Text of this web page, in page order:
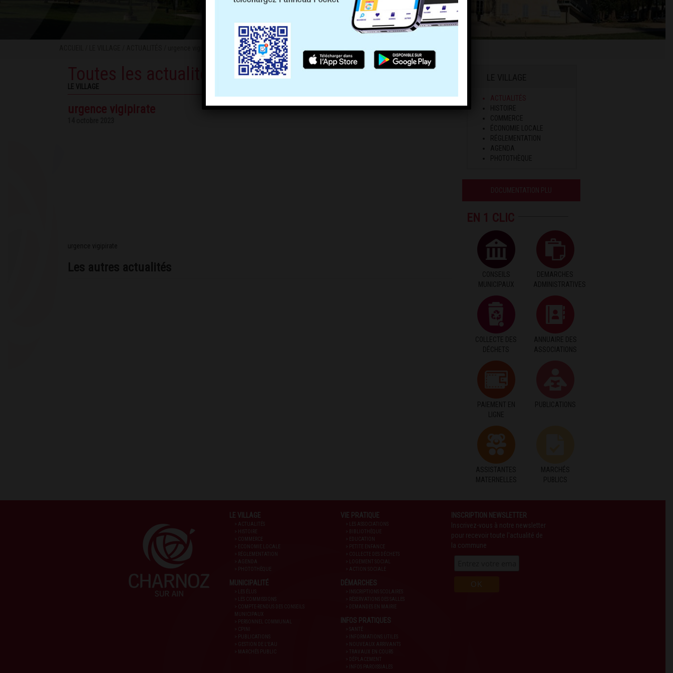
Toutes les actualités
LE VILLAGE
urgence vigipirate
urgence vigipirate
Les autres actualités
ACTUALITÉS
HISTOIRE
COMMERCE
ÉCONOMIE LOCALE
RÉGLEMENTATION
AGENDA
PHOTOTHÈQUE
DOCUMENTATION PLU
EN 1 CLIC
CONSEILS
MUNICIPAUX
DEMARCHES
ADMINISTRATIVES
COLLECTE DES
DÉCHETS
ANNUAIRE DES
ASSOCIATIONS
PAIEMENT EN
LIGNE
PUBLICATIONS
ASSISTANTES
MATERNELLES
MARCHÉS
PUBLICS
LE VILLAGE
> ACTUALITÉS
> HISTOIRE
> COMMERCE
> ECONOMIE LOCALE
> RÉGLEMENTATION
> AGENDA
MUNICIPALITÉ
> COMPTE-RENDUS DES CONSEILS
MUNICIPAUX
> PERSONNEL COMMUNAL
> CPINI
> PUBLICATIONS
> GESTION DE L'EAU
> MARCHÉS PUBLIC
VIE PRATIQUE
> LES ASSOCIATIONS
> BIBLIOTHÈQUE
> EDUCATION
> PETITE ENFANCE
> LOGEMENT SOCIAL
> ACTION SOCIALE
DÉMARCHES
> INSCRIPTIONS SCOLAIRES
> RÉSERVATIONS DES SALLES
> DEMANDES EN MAIRIE
INFOS PRATIQUES
> SANTÉ
> INFORMATIONS UTILES
> NOUVEAUX ARRIVANTS
> TRAVAUX EN COURS
> DÉPLACEMENT
> INFOS PAROISSIALES
INSCRIPTION NEWSLETTER
Inscrivez-vous à notre newsletter
pour recevoir toute l'actualité de
la commune